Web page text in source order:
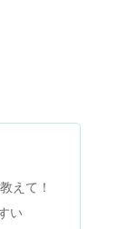
えて！
い